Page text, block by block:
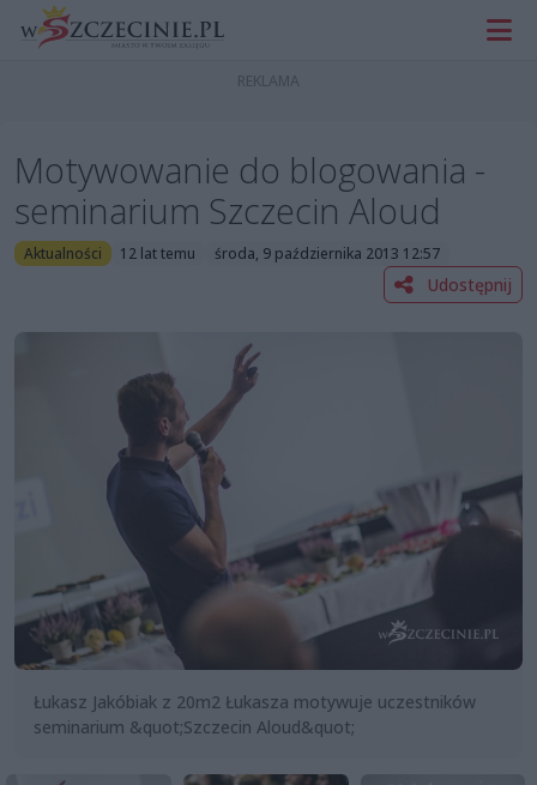
Motywowanie do blogowania -
seminarium Szczecin Aloud
Aktualności 12 lat temu środa, 9 października 2013 12:57
Udostępnij
Łukasz Jakóbiak z 20m2 Łukasza motywuje uczestników
seminarium &quot;Szczecin Aloud&quot;